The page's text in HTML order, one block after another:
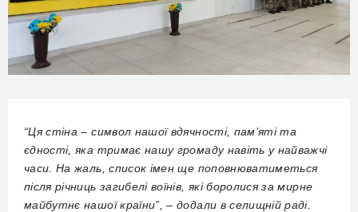
“Ця стіна – символ нашої вдячності, пам’яті та
єдності, яка тримає нашу громаду навіть у найважчі
часи. На жаль, список імен ще поповнюватиметься
після річниць загибелі воїнів, які боролися за мирне
майбутнє нашої країни”, – додали в селищній раді.